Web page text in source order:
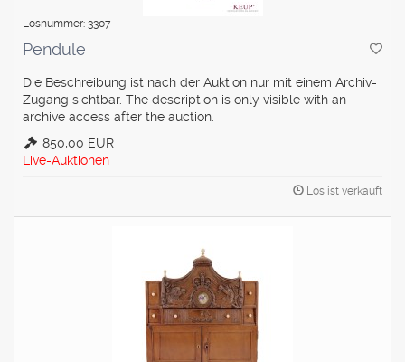
Losnummer: 3307
Pendule
Die Beschreibung ist nach der Auktion nur mit einem Archiv-
Zugang sichtbar. The description is only visible with an
archive access after the auction.
850,00 EUR
Live-Auktionen
Los ist verkauft